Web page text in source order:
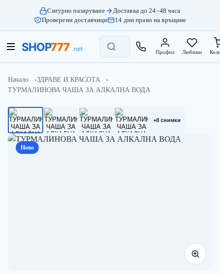
Сигурно пазаруване
Доставка до 24–48 часа
Проверени доставчици
14 дни право на връщане
Профил Любими
Начало
ЗДРАВЕ И КРАСОТА
ТУРМАЛИНОВА ЧАША ЗА АЛКАЛНА ВОДА
+8 снимки
Ново